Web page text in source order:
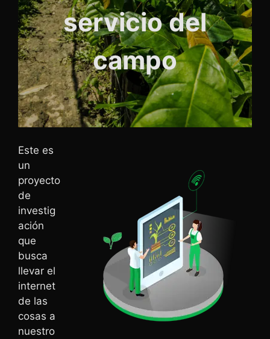
servicio del
campo
Este es
un
proyecto
de
investig
ación
que
busca
llevar el
internet
de las
cosas a
nuestro